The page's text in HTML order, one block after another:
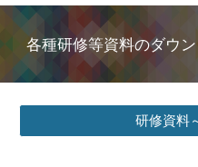
各種研修等資料のダウ
研修資料